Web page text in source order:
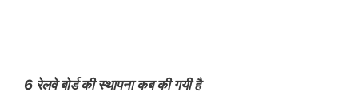
6 रेलवे बोर्ड की स्थापना कब की गयी है